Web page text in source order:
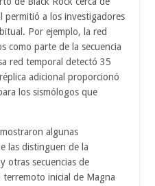
permitió a los investigadores
Por ejemplo, la red
como parte de la secuencia
red temporal detectó 35
adicional proporcionó
los sismólogos que
algunas
las distinguen de la
otras secuencias de
inicial de Magna